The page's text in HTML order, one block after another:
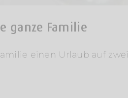
ganze Familie
einen Urlaub auf zwei